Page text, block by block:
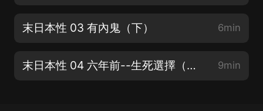
末日本性 03 有內鬼（下） 6min
末日本性 04 六年前--生死選擇（上） 9min